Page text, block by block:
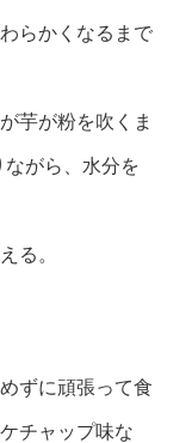
らかくなるまで
芋が粉を吹くま
がら、水分を
る。
ずに頑張って食
チャップ味な